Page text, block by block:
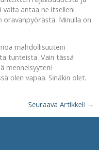
valta antaa ne itselleni
oravanpyörästä. Minulla on
mahdollisuuteni
tunteista. Vain tässä
menneisyyteni
olen vapaa. Sinäkin olet.
Seuraava Artikkeli →